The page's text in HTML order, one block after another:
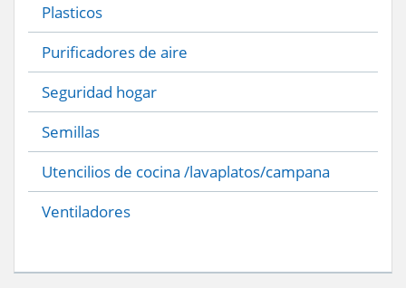
Plasticos
Purificadores de aire
Seguridad hogar
Semillas
Utencilios de cocina /lavaplatos/campana
Ventiladores